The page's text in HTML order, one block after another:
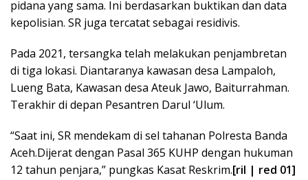
pidana yang sama. Ini berdasarkan buktikan dan data
kepolisian. SR juga tercatat sebagai residivis.
Pada 2021, tersangka telah melakukan penjambretan
di tiga lokasi. Diantaranya kawasan desa Lampaloh,
Lueng Bata, Kawasan desa Ateuk Jawo, Baiturrahman.
Terakhir di depan Pesantren Darul ‘Ulum.
“Saat ini, SR mendekam di sel tahanan Polresta Banda
Aceh.Dijerat dengan Pasal 365 KUHP dengan hukuman
12 tahun penjara,” pungkas Kasat Reskrim.[ril | red 01]